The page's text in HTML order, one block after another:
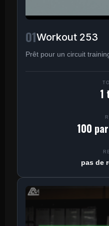
01Workout 253
Prêt pour un circuit
1
100
pas de